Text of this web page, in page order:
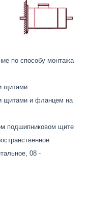
по способу монтажа
щитами
щитами и фланцем на
подшипниковом щите
08 -